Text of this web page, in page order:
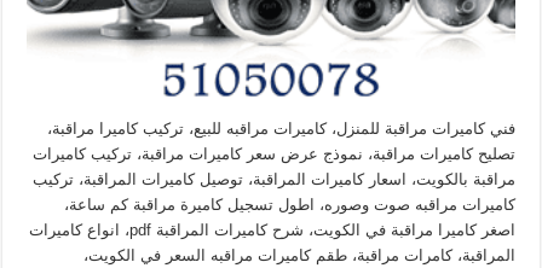
فني كاميرات مراقبة للمنزل، كاميرات مراقبه للبيع، تركيب كاميرا مراقبة،
تصليح كاميرات مراقبة، نموذج عرض سعر كاميرات مراقبة، تركيب كاميرات
مراقبة بالكويت، اسعار كاميرات المراقبة، توصيل كاميرات المراقبة، تركيب
كاميرات مراقبه صوت وصوره، اطول تسجيل كاميرة مراقبة كم ساعة،
اصغر كاميرا مراقبة في الكويت، شرح كاميرات المراقبة pdf، انواع كاميرات
المراقبة، كامرات مراقبة، طقم كاميرات مراقبه السعر في الكويت،